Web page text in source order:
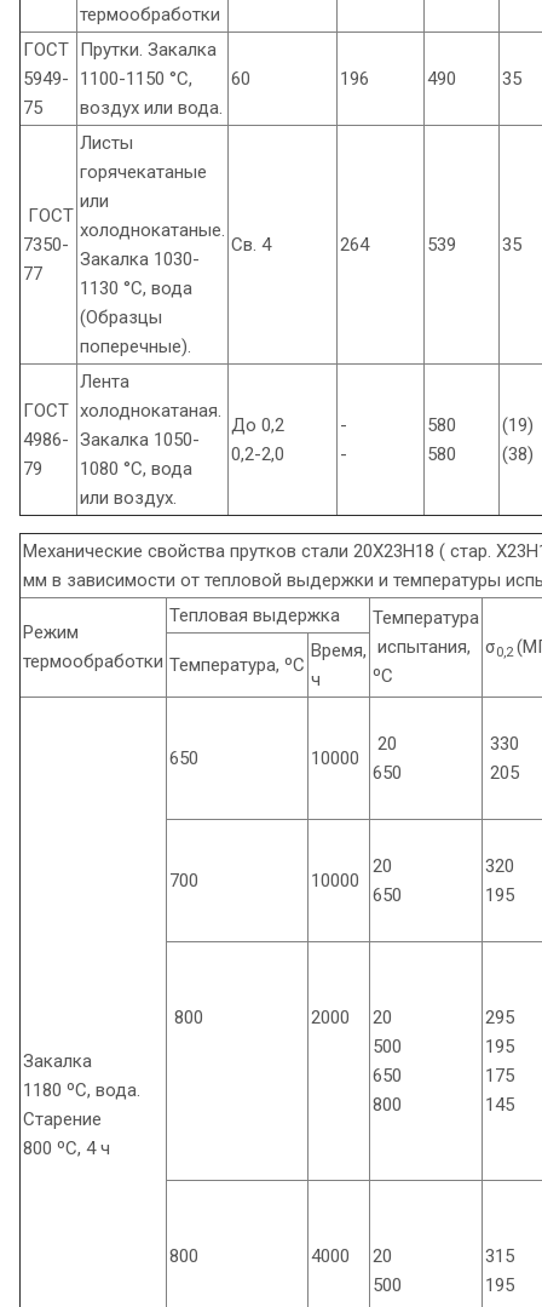
термообработки
ГОСТ
5949-
75
Прутки. Закалка
1100-1150 °С,
воздух или вода.
60 196 490 35
ГОСТ
7350-
77
Листы
горячекатаные
или
холоднокатаные.
Закалка 1030-
1130 °С, вода
(Образцы
поперечные).
Св. 4 264 539 35
ГОСТ
4986-
79
Лента
холоднокатаная.
Закалка 1050-
1080 °С, вода
или воздух.
До 0,2
0,2-2,0
-
-
580
580
(19)
(38)
Механические свойства прутков стали 20Х23Н18 ( стар.
мм в зависимости от тепловой выдержки и температуры
Режим
термообработки
Тепловая выдержка
Температура
испытания,
ºС
σ0,2
Температура, ºС
Время,
ч
Закалка
1180 ºС, вода.
Старение
800 ºС, 4 ч
650 10000
20
650
330
205
700 10000
20
650
320
195
800 2000
20
500
650
800
295
195
175
145
800 4000
20
500
315
195